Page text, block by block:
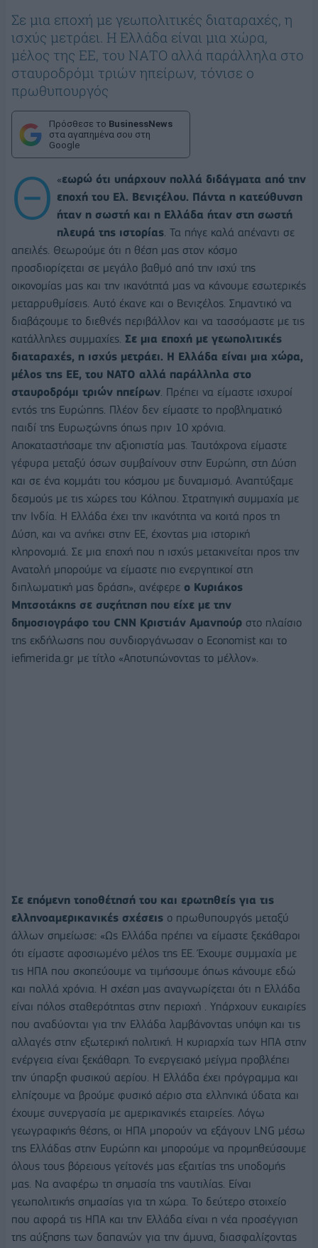
Σε μια εποχή με γεωπολιτικές διαταραχές, η
ισχύς μετράει. Η Ελλάδα είναι μια χώρα,
μέλος της ΕΕ, του ΝΑΤΟ αλλά παράλληλα στο
σταυροδρόμι τριών ηπείρων, τόνισε ο
πρωθυπουργός
Πρόσθεσε το BusinessNews
στα αγαπημένα σου στη
Google
«
Θ
εωρώ ότι υπάρχουν πολλά διδάγματα από την
εποχή του Ελ. Βενιζέλου. Πάντα η κατεύθυνση
ήταν η σωστή και η Ελλάδα ήταν στη σωστή
πλευρά της ιστορίας. Τα πήγε καλά απέναντι σε
απειλές. Θεωρούμε ότι η θέση μας στον κόσμο
προσδιορίζεται σε μεγάλο βαθμό από την ισχύ της
οικονομίας μας και την ικανότητά μας να κάνουμε εσωτερικές
μεταρρυθμίσεις. Αυτό έκανε και ο Βενιζέλος. Σημαντικό να
διαβάζουμε το διεθνές περιβάλλον και να τασσόμαστε με τις
κατάλληλες συμμαχίες. Σε μια εποχή με γεωπολιτικές
διαταραχές, η ισχύς μετράει. Η Ελλάδα είναι μια χώρα,
μέλος της ΕΕ, του ΝΑΤΟ αλλά παράλληλα στο
σταυροδρόμι τριών ηπείρων. Πρέπει να είμαστε ισχυροί
εντός της Ευρώπης. Πλέον δεν είμαστε το προβληματικό
παιδί της Ευρωζώνης όπως πριν 10 χρόνια.
Αποκαταστήσαμε την αξιοπιστία μας. Ταυτόχρονα είμαστε
γέφυρα μεταξύ όσων συμβαίνουν στην Ευρώπη, στη Δύση
και σε ένα κομμάτι του κόσμου με δυναμισμό. Αναπτύξαμε
δεσμούς με τις χώρες του Κόλπου. Στρατηγική συμμαχία με
την Ινδία. Η Ελλάδα έχει την ικανότητα να κοιτά προς τη
Δύση, και να ανήκει στην ΕΕ, έχοντας μια ιστορική
κληρονομιά. Σε μια εποχή που η ισχύς μετακινείται προς την
Ανατολή μπορούμε να είμαστε πιο ενεργητικοί στη
διπλωματική μας δράση», ανέφερε ο Κυριάκος
Μητσοτάκης σε συζήτηση που είχε με την
δημοσιογράφο του CNN Κριστιάν Αμανπούρ στο πλαίσιο
της εκδήλωσης που συνδιοργάνωσαν ο Economist και το
iefimerida.gr με τίτλο «Αποτυπώνοντας το μέλλον».
Σε επόμενη τοποθέτησή του και ερωτηθείς για τις
ελληνοαμερικανικές σχέσεις ο πρωθυπουργός μεταξύ
άλλων σημείωσε: «Ως Ελλάδα πρέπει να είμαστε ξεκάθαροι
ότι είμαστε αφοσιωμένο μέλος της ΕΕ. Έχουμε συμμαχία με
τις ΗΠΑ που σκοπεύουμε να τιμήσουμε όπως κάνουμε εδώ
και πολλά χρόνια. Η σχέση μας αναγνωρίζεται ότι η Ελλάδα
είναι πόλος σταθερότητας στην περιοχή . Υπάρχουν ευκαιρίες
που αναδύονται για την Ελλάδα λαμβάνοντας υπόψη και τις
αλλαγές στην εξωτερική πολιτική. Η κυριαρχία των ΗΠΑ στην
ενέργεια είναι ξεκάθαρη. Το ενεργειακό μείγμα προβλέπει
την ύπαρξη φυσικού αερίου. Η Ελλάδα έχει πρόγραμμα και
ελπίζουμε να βρούμε φυσικό αέριο στα ελληνικά ύδατα και
έχουμε συνεργασία με αμερικανικές εταιρείες. Λόγω
γεωγραφικής θέσης, οι ΗΠΑ μπορούν να εξάγουν LNG μέσω
της Ελλάδας στην Ευρώπη και μπορούμε να προμηθεύσουμε
όλους τους βόρειους γείτονές μας εξαιτίας της υποδομής
μας. Να αναφέρω τη σημασία της ναυτιλίας. Είναι
γεωπολιτικής σημασίας για τη χώρα. Το δεύτερο στοιχείο
που αφορά τις ΗΠΑ και την Ελλάδα είναι η νέα προσέγγιση
της αύξησης των δαπανών για την άμυνα, διασφαλίζοντας